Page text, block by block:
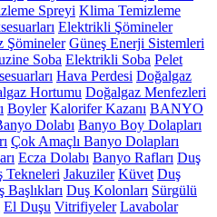
Spreyi Klima Temizleme
Elektrikli Şömineler
Şömineler Güneş Enerji Sistemleri
Soba Elektrikli Soba Pelet
Hava Perdesi Doğalgaz
Hortumu Doğalgaz Menfezleri
Boyler Kalorifer Kazanı BANYO
Dolabı Banyo Boy Dolapları
Çok Amaçlı Banyo Dolapları
Ecza Dolabı Banyo Rafları Duş
Tekneleri Jakuziler Küvet Duş
Başlıkları Duş Kolonları Sürgülü
El Duşu Vitrifiyeler Lavabolar